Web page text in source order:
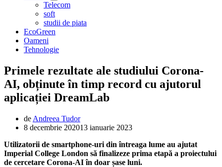
Telecom
soft
studii de piata
EcoGreen
Oameni
Tehnologie
Primele rezultate ale studiului Corona-
AI, obținute în timp record cu ajutorul
aplicației DreamLab
de Andreea Tudor
8 decembrie 202013 ianuarie 2023
Utilizatorii de smartphone-uri din întreaga lume au ajutat
Imperial College London să finalizeze prima etapă a proiectului
de cercetare Corona-AI în doar șase luni.